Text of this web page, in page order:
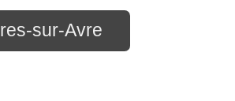
sur-Avre